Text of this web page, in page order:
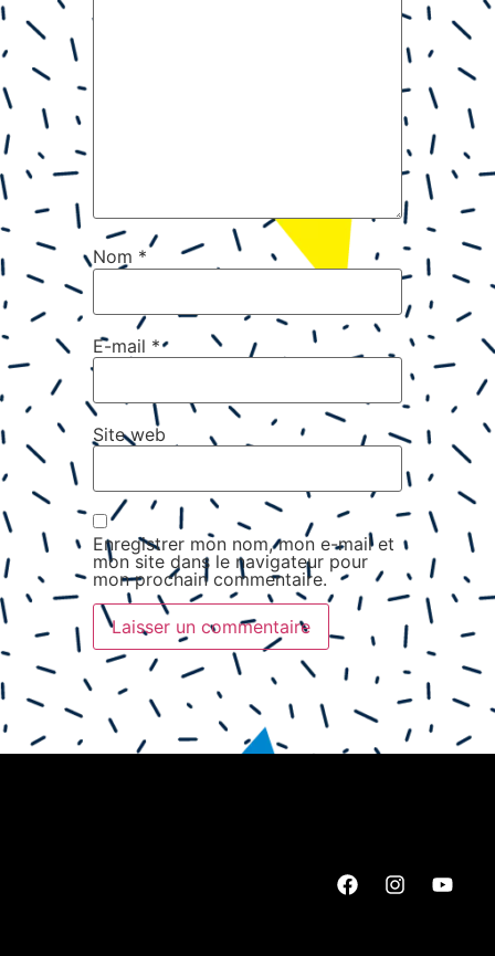
Nom *
E-mail *
Site web
Enregistrer mon nom, mon e-mail et
mon site dans le navigateur pour
mon prochain commentaire.